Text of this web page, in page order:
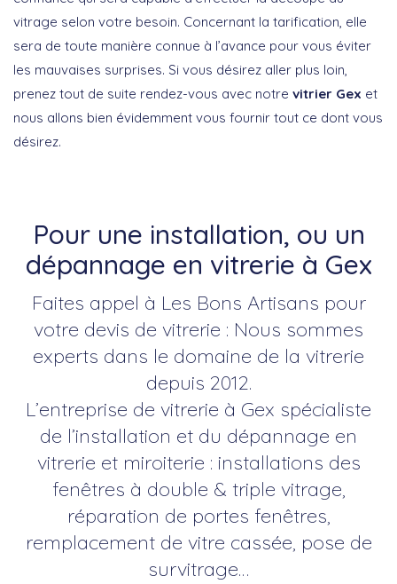
vitrage selon votre besoin. Concernant la tarification, elle
sera de toute manière connue à l’avance pour vous éviter
les mauvaises surprises. Si vous désirez aller plus loin,
prenez tout de suite rendez-vous avec notre vitrier Gex et
nous allons bien évidemment vous fournir tout ce dont vous
désirez.
Pour une installation, ou un
dépannage en vitrerie à Gex
Faites appel à Les Bons Artisans pour
votre devis de vitrerie : Nous sommes
experts dans le domaine de la vitrerie
depuis 2012.
L’entreprise de vitrerie à Gex spécialiste
de l’installation et du dépannage en
vitrerie et miroiterie : installations des
fenêtres à double & triple vitrage,
réparation de portes fenêtres,
remplacement de vitre cassée, pose de
survitrage…